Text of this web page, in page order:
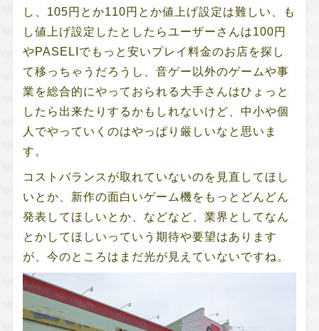
し、105円とか110円とか値上げ設定は難しい、も
し値上げ設定したとしたらユーザーさんは100円
やPASELIでもっと安いプレイ料金のお店を探し
て移っちゃうだろうし、音ゲー以外のゲームや事
業を総合的にやっておられる大手さんはひょっと
したら出来たりするかもしれないけど、中小や個
人でやっていくのはやっぱり厳しいなと思いま
す。
コストバランスが取れていないのを見直してほし
いとか、新作の面白いゲーム機をもっとどんどん
発表してほしいとか、などなど、業界としてなん
とかしてほしいっていう期待や要望はあります
が、今のところはまだ光が見えていないですね。